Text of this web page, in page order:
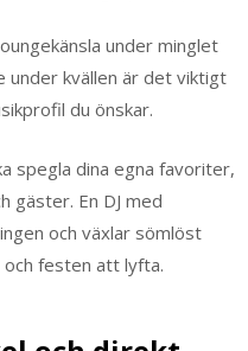
under minglet
under kvällen är det viktigt
du önskar.
spegla dina egna favoriter,
gäster. En DJ med
och växlar sömlöst
festen att lyfta.